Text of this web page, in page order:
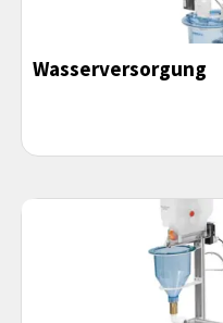
Wasserversorgung